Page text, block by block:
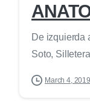
De izquierda
Soto,
March 4, 2019